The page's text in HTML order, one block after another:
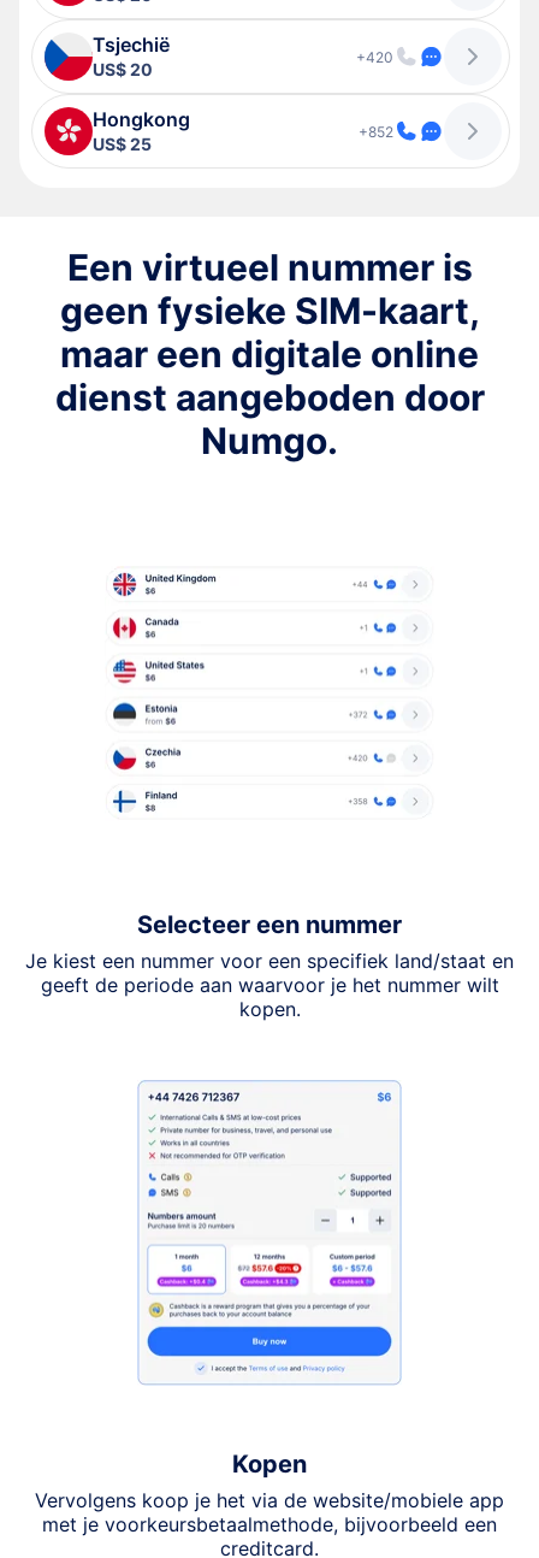
Tsjechië
US$ 20
+420
Hongkong
US$ 25
+852
Een virtueel nummer is
geen fysieke SIM-kaart,
maar een digitale online
dienst aangeboden door
Numgo.
Selecteer een nummer
Je kiest een nummer voor een specifiek land/staat en
geeft de periode aan waarvoor je het nummer wilt
kopen.
Kopen
Vervolgens koop je het via de website/mobiele app
met je voorkeursbetaalmethode, bijvoorbeeld een
creditcard.